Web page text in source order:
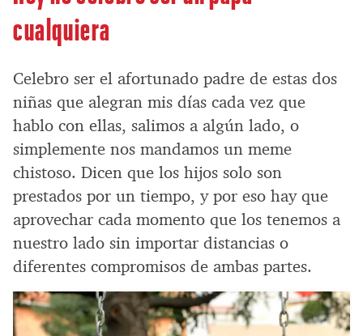
cualquiera
Celebro ser el afortunado padre de estas dos
niñas que alegran mis días cada vez que
hablo con ellas, salimos a algún lado, o
simplemente nos mandamos un meme
chistoso. Dicen que los hijos solo son
prestados por un tiempo, y por eso hay que
aprovechar cada momento que los tenemos a
nuestro lado sin importar distancias o
diferentes compromisos de ambas partes.